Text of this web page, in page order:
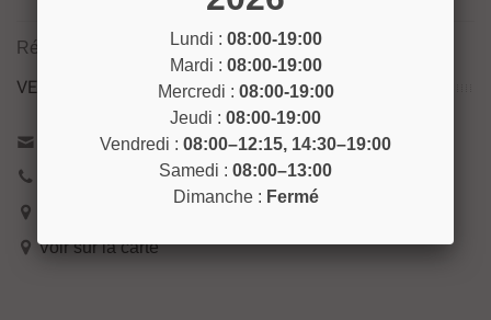
Référence: SURO22
VENEZ NOUS RENCONTRER !
Contactez-nous
Voir sur la carte
Lundi : 08:00-19:00
Mardi : 08:00-19:00
Mercredi : 08:00-19:00
Jeudi : 08:00-19:00
Vendredi : 08:00–12:15, 14:30–19:00
Samedi : 08:00–13:00
Dimanche : Fermé